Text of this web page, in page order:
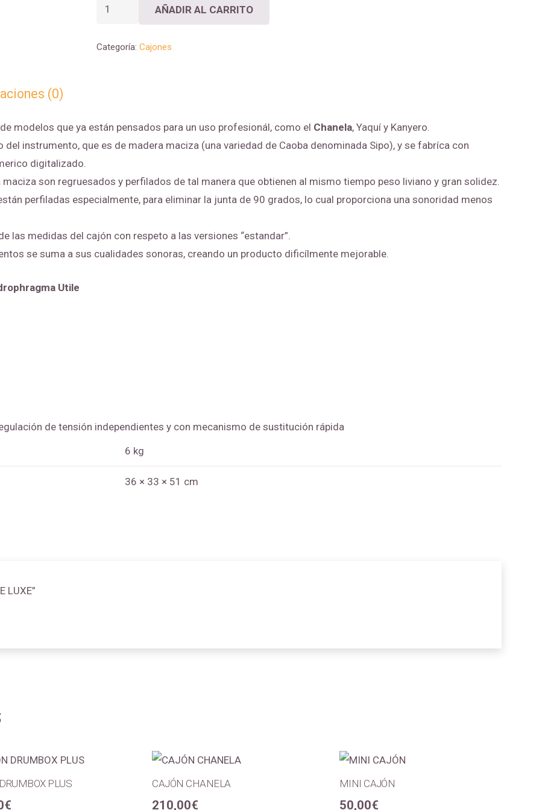
CAJÓN
CHANELA
AÑADIR AL CARRITO
Categoría: Cajones
(0)
modelos que ya están pensados para un uso profesionál, como el Chanela, Yaquí y Kanyero.
instrumento, que es de madera maciza (una variedad de Caoba denominada Sipo), y se fabríca con
digitalizado.
son regruesados y perfilados de tal manera que obtienen al mismo tiempo peso liviano y gran solidez.
perfiladas especialmente, para eliminar la junta de 90 grados, lo cual proporciona una sonoridad menos
las medidas del cajón con respeto a las versiones “estandar”.
se suma a sus cualidades sonoras, creando un producto dificílmente mejorable.
Utile
de tensión independientes y con mecanismo de sustitución rápida
6 kg
36 × 33 × 51 cm
LUXE”
PLUS
€
CAJÓN CHANELA
210,00€
MINI CAJÓN
50,00€